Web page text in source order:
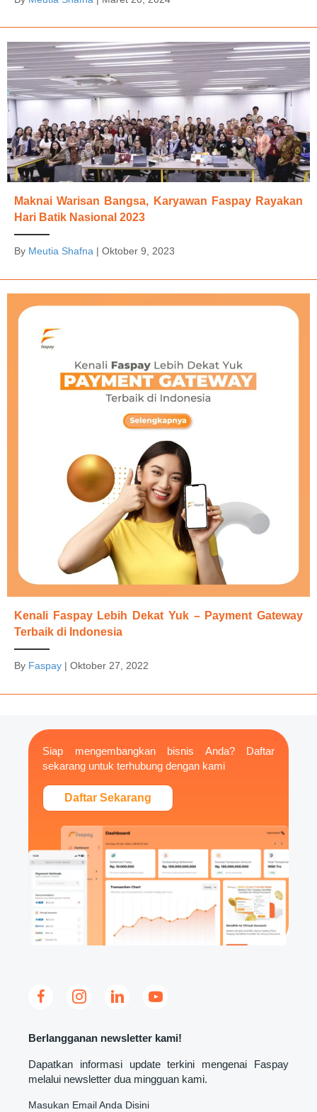
Maknai Warisan Bangsa, Karyawan Faspay Rayakan
Hari Batik Nasional 2023
By Meutia Shafna | Oktober 9, 2023
Kenali Faspay Lebih Dekat Yuk – Payment Gateway
Terbaik di Indonesia
By Faspay | Oktober 27, 2022
Siap mengembangkan bisnis Anda? Daftar
sekarang untuk terhubung dengan kami
Daftar Sekarang
Berlangganan newsletter kami!
Dapatkan informasi update terkini mengenai Faspay
melalui newsletter dua mingguan kami.
Masukan Email Anda Disini